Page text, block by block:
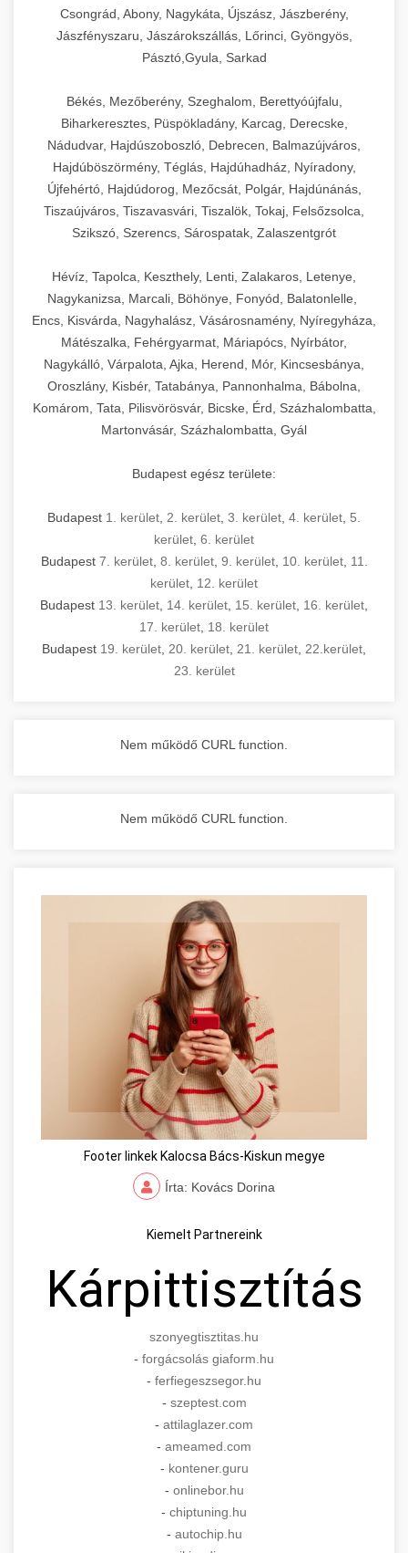
Csongrád, Abony, Nagykáta, Újszász, Jászberény,
Jászfényszaru, Jászárokszállás, Lőrinci, Gyöngyös,
Pásztó,Gyula, Sarkad
Békés, Mezőberény, Szeghalom, Berettyóújfalu,
Biharkeresztes, Püspökladány, Karcag, Derecske,
Nádudvar, Hajdúszoboszló, Debrecen, Balmazújváros,
Hajdúböszörmény, Téglás, Hajdúhadház, Nyíradony,
Újfehértó, Hajdúdorog, Mezőcsát, Polgár, Hajdúnánás,
Tiszaújváros, Tiszavasvári, Tiszalök, Tokaj, Felsőzsolca,
Szikszó, Szerencs, Sárospatak, Zalaszentgrót
Hévíz, Tapolca, Keszthely, Lenti, Zalakaros, Letenye,
Nagykanizsa, Marcali, Böhönye, Fonyód, Balatonlelle,
Encs, Kisvárda, Nagyhalász, Vásárosnamény, Nyíregyháza,
Mátészalka, Fehérgyarmat, Máriapócs, Nyírbátor,
Nagykálló, Várpalota, Ajka, Herend, Mór, Kincsesbánya,
Oroszlány, Kisbér, Tatabánya, Pannonhalma, Bábolna,
Komárom, Tata, Pilisvörösvár, Bicske, Érd, Százhalombatta,
Martonvásár, Százhalombatta, Gyál
Budapest egész területe:
Budapest 1. kerület 2. kerület 3. kerület 4. kerület 5.
kerület 6. kerület
Budapest 7. kerület, 8. kerület, 9. kerület, 10. kerület, 11.
kerület 12. kerület
Budapest 13. kerület 14. kerület 15. kerület 16. kerület
17. kerület 18. kerület
Budapest 19. kerület 20. kerület 21. kerület 22.kerület
23. kerület
Nem működő CURL function.
Nem működő CURL function.
Footer linkek Kalocsa Bács-Kiskun megye
Írta: Kovács Dorina
Kiemelt Partnereink
Kárpittisztítás
szonyegtisztitas.hu
- forgácsolás giaform.hu
- ferfiegeszsegor.hu
- szeptest.com
- attilaglazer.com
- ameamed.com
- kontener.guru
- onlinebor.hu
- chiptuning.hu
- autochip.hu